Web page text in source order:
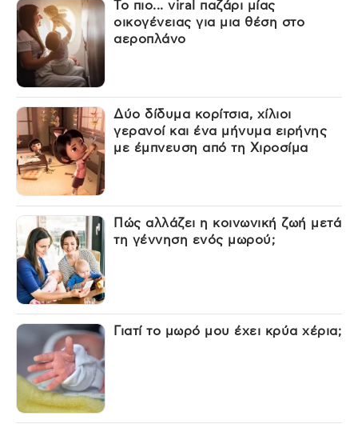
Το πιο... viral παζάρι μίας
οικογένειας για μια θέση στο
αεροπλάνο
Δύο δίδυμα κορίτσια, χίλιοι
γερανοί και ένα μήνυμα ειρήνης
με έμπνευση από τη Χιροσίμα
Πώς αλλάζει η κοινωνική ζωή μετά
τη γέννηση ενός μωρού;
Γιατί το μωρό μου έχει κρύα χέρια;